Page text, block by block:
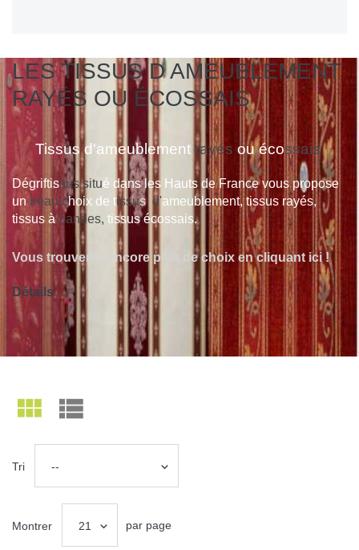
LES TISSUS D AMEUBLEMENT
RAYÉS OU ÉCOSSAIS
Tissus d'ameublement rayés ou écossais.
Dégriftissus situé dans les Hauts de France vous propose
un beau choix de tissus d'ameublement, tissus rayés,
tissus à bandes, tissus écossais.
Vous trouverez encore plus de choix en cliquant ici !
Détails
Tri --
Montrer 21 par page